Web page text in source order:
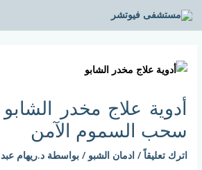
تخطي
إلى
أدوية علاج مخدر
سحب السموم الآمن
اترك تعليقاً /ادمان الشبو / بواسطة د.ريهام عبد
navigation